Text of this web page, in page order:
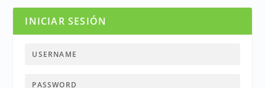
INICIAR SESIÓN